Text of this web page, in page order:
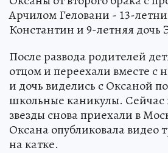
Арчилом Геловани - 13-
Константин и 9-летняя дочь
После развода родителей
отцом и переехали вместе с
и дочь виделись с Оксаной
школьные каникулы. Сейчас
звезды снова приехали в
Оксана опубликовала видео
на катке.